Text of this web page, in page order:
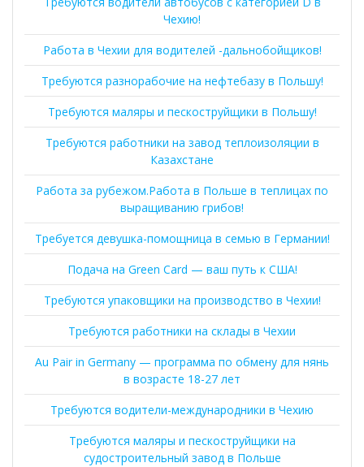
Чехию!
Работа в Чехии для водителей -дальнобойщиков!
Требуются разнорабочие на нефтебазу в Польшу!
Требуются маляры и пескоструйщики в Польшу!
Требуются работники на завод теплоизоляции в
Казахстане
Работа за рубежом.Работа в Польше в теплицах по
выращиванию грибов!
Требуется девушка-помощница в семью в Германии!
Подача на Green Card — ваш путь к США!
Требуются упаковщики на производство в Чехии!
Требуются работники на склады в Чехии
Au Pair in Germany — программа по обмену для нянь
в возрасте 18-27 лет
Требуются водители-международники в Чехию
Требуются маляры и пескоструйщики на
судостроительный завод в Польше